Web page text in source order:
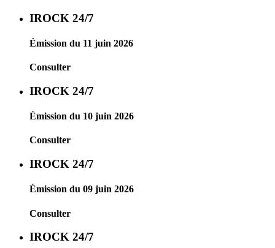
IROCK 24/7
Émission du 11 juin 2026
Consulter
IROCK 24/7
Émission du 10 juin 2026
Consulter
IROCK 24/7
Émission du 09 juin 2026
Consulter
IROCK 24/7